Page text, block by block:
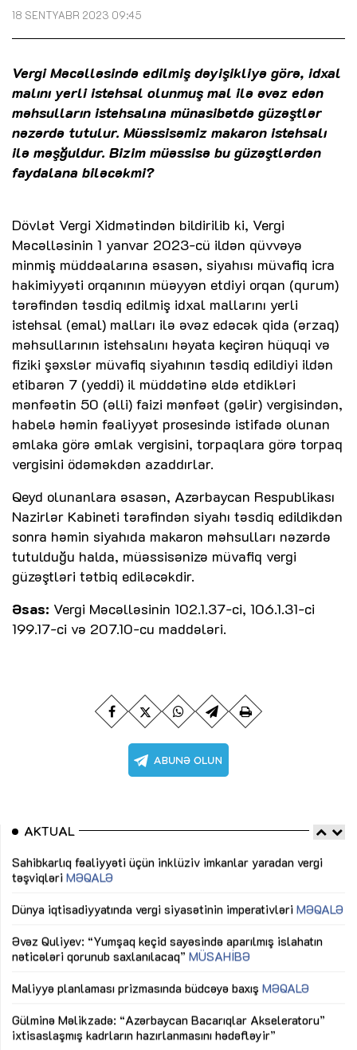
18 SENTYABR 2023 09:45
Vergi Məcəlləsində edilmiş dəyişikliyə görə, idxal
malını yerli istehsal olunmuş mal ilə əvəz edən
məhsulların istehsalına münasibətdə güzəştlər
nəzərdə tutulur. Müəssisəmiz makaron istehsalı
ilə məşğuldur. Bizim müəssisə bu güzəştlərdən
faydalana biləcəkmi?
Dövlət Vergi Xidmətindən bildirilib ki, Vergi
Məcəlləsinin 1 yanvar 2023-cü ildən qüvvəyə
minmiş müddəalarına əsasən, siyahısı müvafiq icra
hakimiyyəti orqanının müəyyən etdiyi orqan (qurum)
tərəfindən təsdiq edilmiş idxal mallarını yerli
istehsal (emal) malları ilə əvəz edəcək qida (ərzaq)
məhsullarının istehsalını həyata keçirən hüquqi və
fiziki şəxslər müvafiq siyahının təsdiq edildiyi ildən
etibarən 7 (yeddi) il müddətinə əldə etdikləri
mənfəətin 50 (əlli) faizi mənfəət (gəlir) vergisindən,
habelə həmin fəaliyyət prosesində istifadə olunan
əmlaka görə əmlak vergisini, torpaqlara görə torpaq
vergisini ödəməkdən azaddırlar.
Qeyd olunanlara əsasən, Azərbaycan Respublikası
Nazirlər Kabineti tərəfindən siyahı təsdiq edildikdən
sonra həmin siyahıda makaron məhsulları nəzərdə
tutulduğu halda, müəssisənizə müvafiq vergi
güzəştləri tətbiq ediləcəkdir.
Əsas: Vergi Məcəlləsinin 102.1.37-ci, 106.1.31-ci
199.17-ci və 207.10-cu maddələri.
AKTUAL
Sahibkarlıq fəaliyyəti üçün inklüziv imkanlar yaradan vergi
təşviqləri MƏQALƏ
Dünya iqtisadiyyatında vergi siyasətinin imperativləri MƏQALƏ
Əvəz Quliyev: “Yumşaq keçid sayəsində aparılmış islahatın
nəticələri qorunub saxlanılacaq” MÜSAHİBƏ
Maliyyə planlaması prizmasında büdcəyə baxış MƏQALƏ
Gülminə Məlikzadə: “Azərbaycan Bacarıqlar Akseleratoru”
ixtisaslaşmış kadrların hazırlanmasını hədəfləyir”